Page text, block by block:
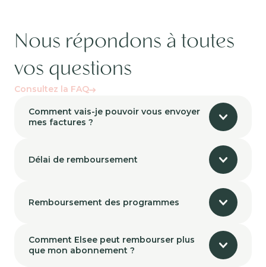
Nous répondons à toutes
vos questions
Consultez la FAQ
Comment vais-je pouvoir vous envoyer
mes factures ?
Délai de remboursement
Remboursement des programmes
Comment Elsee peut rembourser plus
que mon abonnement ?